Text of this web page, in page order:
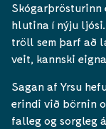
Skógarþrösturinn
hlutina í nýju
tröll sem þarf að
veit, kannski
Sagan af Yrsu
erindi við börnin
falleg og sorgleg